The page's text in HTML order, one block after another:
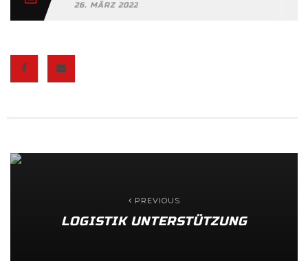
26. MÄRZ 2022
PREVIOUS
LOGISTIK UNTERSTÜTZUNG